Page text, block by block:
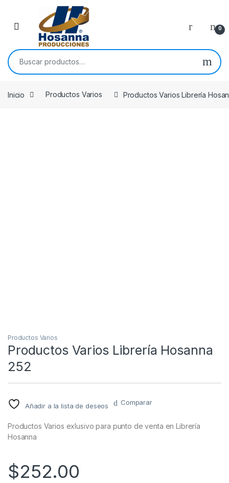
Skip to navigation
0
Buscar por:
Inicio Productos Varios Productos Varios Librería
Productos Varios
Productos Varios Librería Hosanna
252
Añadir a la lista de deseos Comparar
Productos Varios exlusivo para punto de venta en Librería
Hosanna
$252.00